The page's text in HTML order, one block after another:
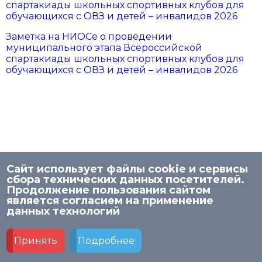
спартакиады школьных спортивных клубов для
обучающихся с ОВЗ и детей – инвалидов 2026
Заметка на НИОСе о проведении
муниципального этапа Всероссийской
спартакиады школьных спортивных клубов для
обучающихся с ОВЗ и детей – инвалидов 2026
© 2026 НИСО
Политика в отношении обработки персональных
данных в МАУ ДПО «НИСО»
Сайт использует файлы cookie и сервисы
сбора технических данных посетителей.
Продолжение пользования сайтом
является согласием на применение
данных технологий
Принять Подробнее